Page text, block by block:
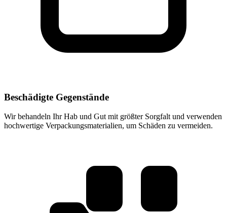
Beschädigte Gegenstände
Wir behandeln Ihr Hab und Gut mit größter Sorgfalt und verwenden
hochwertige Verpackungsmaterialien, um Schäden zu vermeiden.